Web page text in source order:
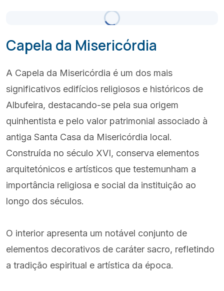
Capela da Misericórdia
A Capela da Misericórdia é um dos mais
significativos edifícios religiosos e históricos de
Albufeira, destacando-se pela sua origem
quinhentista e pelo valor patrimonial associado à
antiga Santa Casa da Misericórdia local.
Construída no século XVI, conserva elementos
arquitetónicos e artísticos que testemunham a
importância religiosa e social da instituição ao
longo dos séculos.
O interior apresenta um notável conjunto de
elementos decorativos de caráter sacro, refletindo
a tradição espiritual e artística da época.